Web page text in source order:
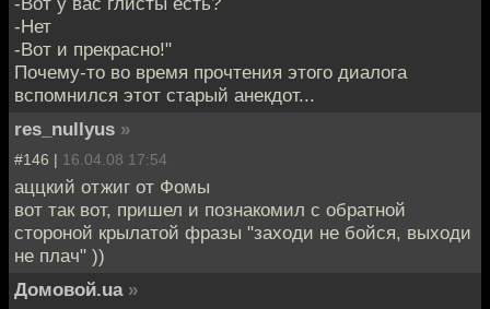
-Нет
-Вот и прекрасно!"
Почему-то во время прочтения этого диалога
вспомнился этот старый анекдот...
res_nullyus »
#146 | 16.04.08 17:54
аццкий отжиг от Фомы
вот так вот, пришел и познакомил с обратной
стороной крылатой фразы "заходи не бойся, выходи
не плач" ))
Домовой.ua »